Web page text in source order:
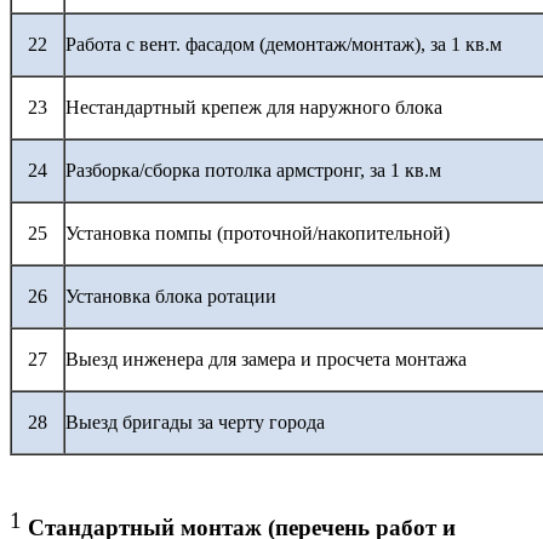
22 Работа с вент. фасадом (демонтаж/монтаж), за 1 кв.м
23 Нестандартный крепеж для наружного блока
24 Разборка/сборка потолка армстронг, за 1 кв.м
25 Установка помпы (проточной/накопительной)
26 Установка блока ротации
27 Выезд инженера для замера и просчета монтажа
28 Выезд бригады за черту города
1 Стандартный монтаж (перечень работ и